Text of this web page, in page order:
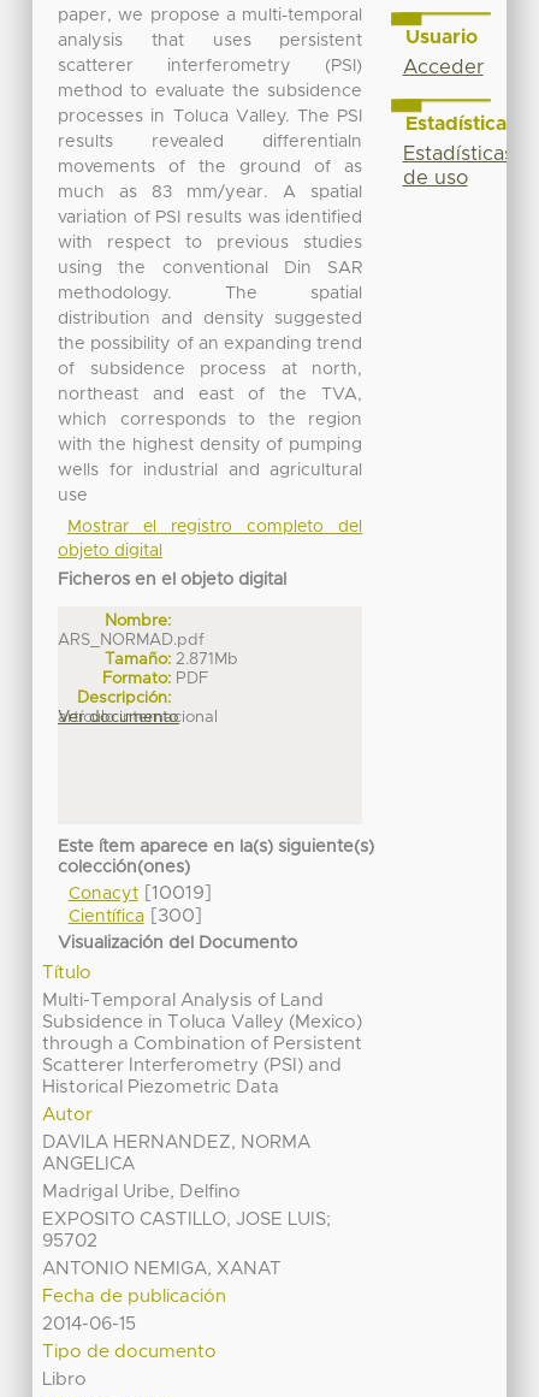
paper, we propose a multi-temporal
analysis that uses persistent
scatterer interferometry (PSI)
method to evaluate the subsidence
processes in Toluca Valley. The PSI
results revealed differentialn
movements of the ground of as
much as 83 mm/year. A spatial
variation of PSI results was identified
with respect to previous studies
using the conventional Din SAR
methodology. The spatial
distribution and density suggested
the possibility of an expanding trend
of subsidence process at north,
northeast and east of the TVA,
which corresponds to the region
with the highest density of pumping
wells for industrial and agricultural
use
Mostrar el registro completo del
objeto digital
Ficheros en el objeto digital
Nombre:
ARS_NORMAD.pdf
Tamaño: 2.871Mb
Formato: PDF
Descripción:
artículo internacional
Ver documento
Este ítem aparece en la(s) siguiente(s)
colección(ones)
Conacyt[10019]
Científica[300]
Visualización del Documento
Título
Multi-Temporal Analysis of Land
Subsidence in Toluca Valley (Mexico)
through a Combination of Persistent
Scatterer Interferometry (PSI) and
Historical Piezometric Data
Autor
DAVILA HERNANDEZ, NORMA
ANGELICA
Madrigal Uribe, Delfino
EXPOSITO CASTILLO, JOSE LUIS;
95702
ANTONIO NEMIGA, XANAT
Fecha de publicación
2014-06-15
Tipo de documento
Libro
Usuario
Acceder
Estadísticas
Estadísticas
de uso